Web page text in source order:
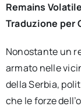
Remains
Traduzione per
Nonostante un
armato nelle
della Serbia,
che le forze